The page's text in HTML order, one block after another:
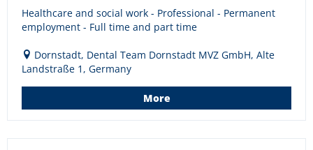
Healthcare and social work - Professional - Permanent
employment - Full time and part time
Dornstadt, Dental Team Dornstadt MVZ GmbH, Alte
Landstraße 1, Germany
More